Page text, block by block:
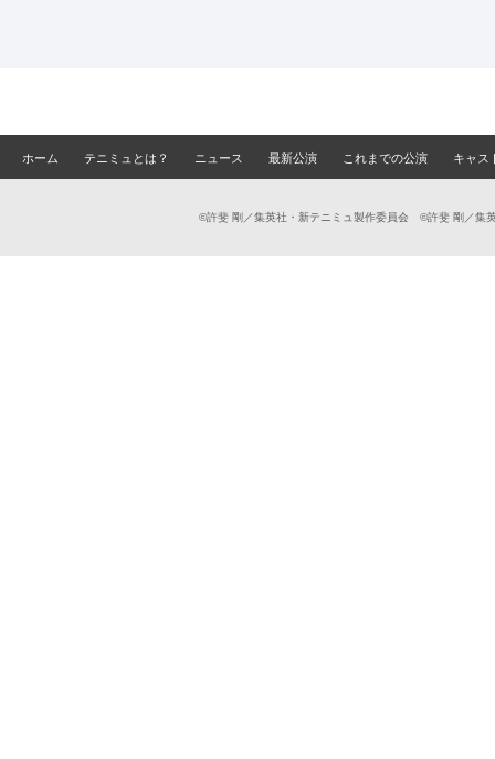
ホーム テニミュとは？ ニュース 最新公演 これまでの公演 キャス
©許斐 剛／集英社・新テニミュ製作委員会 ©許斐 剛／集